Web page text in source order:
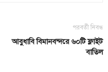
পরবর্তী নিবন্ধ
আবুধাবি বিমানবন্দরে ৬০টি ফ্লাইট
বাতিল